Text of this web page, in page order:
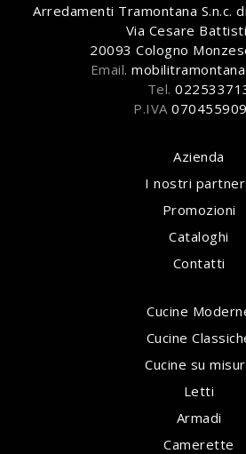
Arredamenti Tramontana S.n.c.
Via Cesare
20093 Cologno
Email.
Tel.
P.IVA
Azienda
I nostri
Promozioni
Cataloghi
Contatti
Cucine
Cucine
Cucine su
Letti
Armadi
Camerette